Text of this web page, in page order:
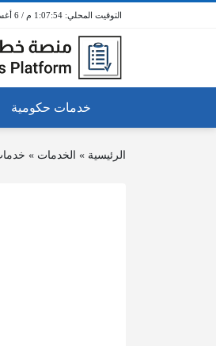
1:07:54 م / 6 أغسطس 2026
خدمات حكومية
الرئيسية » الخدمات »